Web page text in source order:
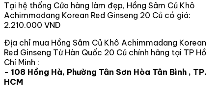
Tại hệ thống Cửa hàng làm đẹp, Hồng Sâm Củ Khô
Achimmadang Korean Red Ginseng 20 Củ có giá:
2.210.000 VND
Địa chỉ mua Hồng Sâm Củ Khô Achimmadang Korean
Red Ginseng Từ Hàn Quốc 20 Củ chính hãng tại TP Hồ
Chí Minh :
- 108 Hồng Hà, Phường Tân Sơn Hòa Tân Bình , TP.
HCM